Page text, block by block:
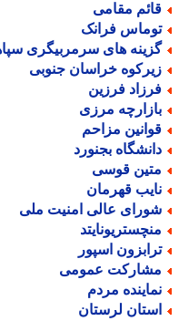
مقامی
فرانک
های سرمربیگری سپاهان
خراسان جنوبی
فرزین
مرزی
مزاحم
بجنورد
قوسی
قهرمان
عالی امنیت ملی
اسپور
عمومی
مردم
لرستان